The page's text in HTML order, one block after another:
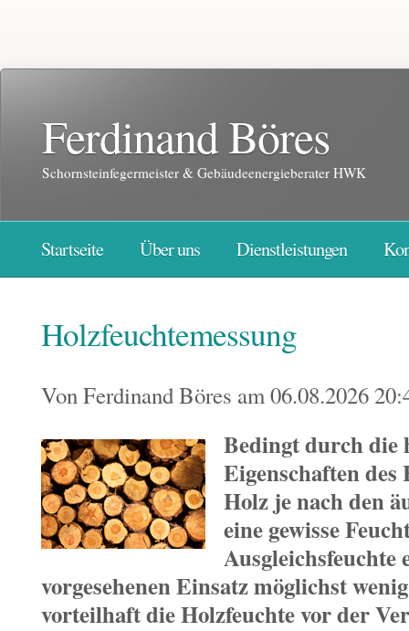
Ferdinand Böres
Schornsteinfegermeister & Gebäudeenergieberater HWK
Startseite Über uns Dienstleistungen
Holzfeuchtemessung
Von Ferdinand Böres am 06.08.2026
Bedingt durch die
Eigenschaften
Holz je nach den
eine gewisse
Ausgleichsfeuchte
vorgesehenen Einsatz möglichst
vorteilhaft die Holzfeuchte vor der